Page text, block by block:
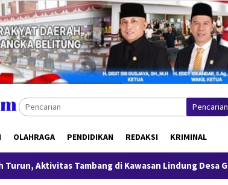
Pencarian
OLAHRAGA PENDIDIKAN REDAKSI KRIMINAL
di Kawasan Lindung Desa Gantung Disorot